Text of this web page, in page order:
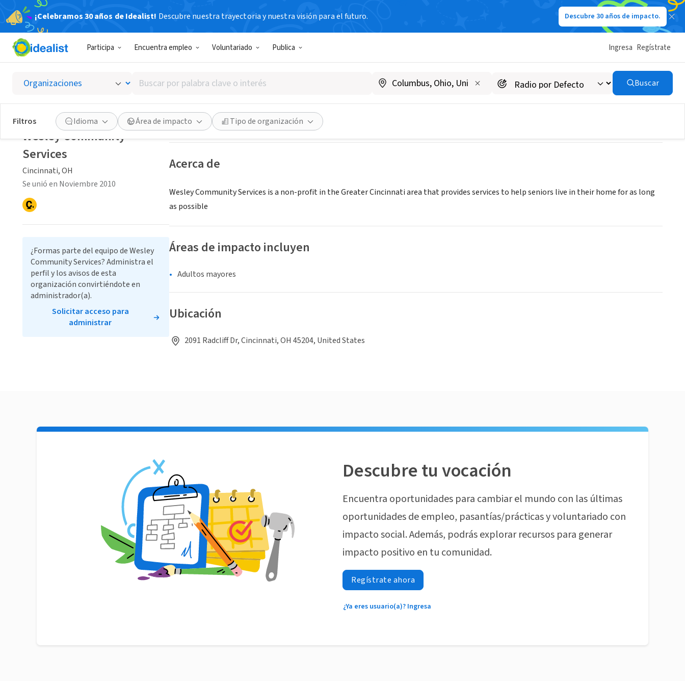
¡Celebramos 30 años de Idealist! Descubre nuestra trayectoria y nuestra visión para el futuro. Descubre 30 años de impacto.
Participa Encuentra empleo Voluntariado Publica Ingresa Regístrate
Buscar
por
palabra
clave
o
interés
Buscar
Filtros Idioma Área de impacto Tipo de organización
Wesley Community Services
Cincinnati, OH|www.wesleycs.org
Guardar Compartir
Acerca de
Wesley Community Services is a non-profit in the Greater Cincinnati area that provides services to help seniors live in their home for as long
as possible
Áreas de impacto incluyen
Adultos mayores
Ubicación
2091 Radcliff Dr, Cincinnati, OH 45204, United States
Wesley Community
Services
Cincinnati, OH
Se unió en Noviembre 2010
¿Formas parte del equipo de Wesley
Community Services? Administra el
perfil y los avisos de esta
organización convirtiéndote en
administrador(a).
Solicitar acceso para
administrar
Descubre tu vocación
Encuentra oportunidades para cambiar el mundo con las últimas
oportunidades de empleo, pasantías/prácticas y voluntariado con
impacto social. Además, podrás explorar recursos para generar
impacto positivo en tu comunidad.
Regístrate ahora
¿Ya eres usuario(a)? Ingresa